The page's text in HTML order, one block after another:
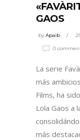
GAOS
byApaib
0
La serie
más
Films, ha
Lola Gaos a
más